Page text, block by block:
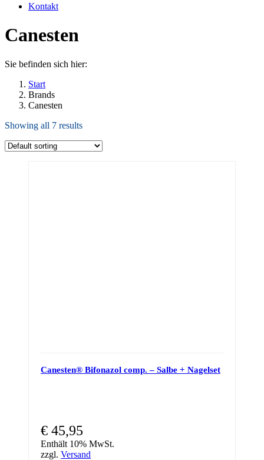
Kontakt
Canesten
Sie befinden sich hier:
Start
Brands
Canesten
Showing all 7 results
Canesten® Bifonazol comp. – Salbe + Nagelset
€ 45,95
Enthält 10% MwSt.
zzgl. Versand